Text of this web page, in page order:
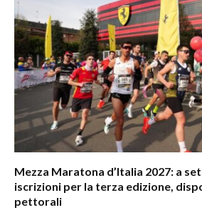
Mezza Maratona d’Italia 2027: a
iscrizioni per la terza edizione,
pettorali